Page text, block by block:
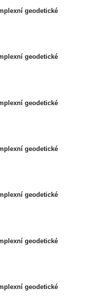
geodetické
geodetické
geodetické
geodetické
geodetické
geodetické
geodetické